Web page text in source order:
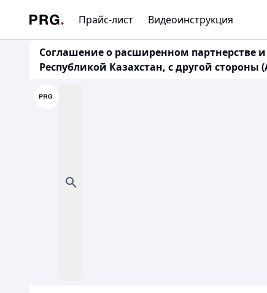
Прайс-лист Видеоинструкция
Соглашение о расширенном партнерстве
Республикой Казахстан, с другой стороны